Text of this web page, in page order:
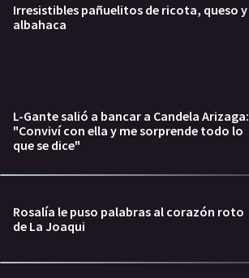
Irresistibles pañuelitos de ricota, queso y
albahaca
L-Gante salió a bancar a Candela Arizaga:
"Conviví con ella y me sorprende todo lo
que se dice"
Rosalía le puso palabras al corazón roto
de La Joaqui